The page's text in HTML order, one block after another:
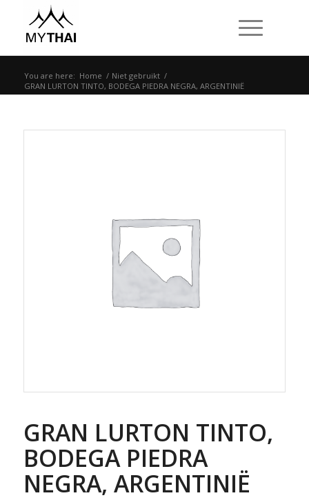
You are here: Home / Niet gebruikt /
GRAN LURTON TINTO, BODEGA PIEDRA NEGRA, ARGENTINIË
GRAN LURTON TINTO,
BODEGA PIEDRA
NEGRA, ARGENTINIË